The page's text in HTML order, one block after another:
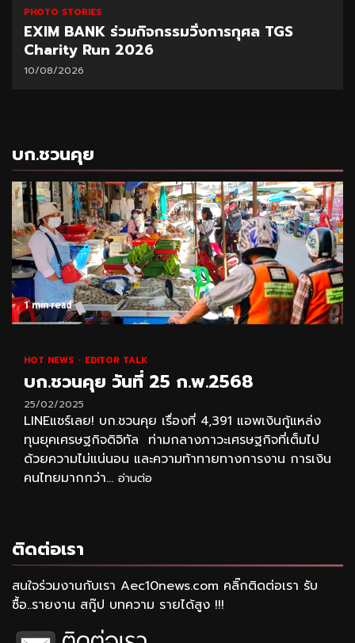
PHOTO STORIES
EXIM BANK ร่วมกิจกรรมวิ่งการกุศล TGS
Charity Run 2026
10/08/2026
บก.ชวนคุย
1 min read
HOT NEWS EDITOR TALK
บก.ชวนคุย วันที่ 25 ก.พ.2568
25/02/2025
LINEแชร์เลย! บก.ชวนคุย เรื่องที่ 4,391 แอพเงินกู้แหล่ง
ทุนยุคเศรษฐกิจดิจิทัล ท่ามกลางภาวะเศรษฐกิจที่เต็มไป
ด้วยความไม่แน่นอน และความท้าทายทางการงาน การเงิน
คนไทยมากกว่า... อ่านต่อ
ติดต่อเรา
สนใจร่วมงานกับเรา Aec10news.com คลิ๊กติดต่อเรา รับ
ซื้อ..รายงาน สกู๊ป บทความ รายได้สูง !!!